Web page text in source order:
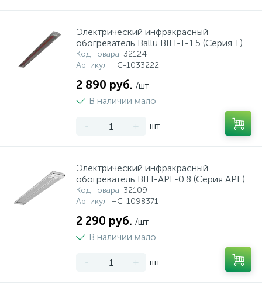
Электрический инфракрасный
обогреватель Ballu BIH-T-1.5 (Серия T)
Код товара: 32124
Артикул: НС-1033222
2 890 руб. /шт
В наличии мало
- + шт
Электрический инфракрасный
обогреватель BIH-APL-0.8 (Серия APL)
Код товара: 32109
Артикул: НС-1098371
2 290 руб. /шт
В наличии мало
- + шт